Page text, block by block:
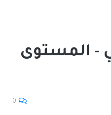
- المستوى
0